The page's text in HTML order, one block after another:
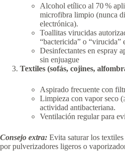
Alcohol etílico al 70 %
microfibra limpio (nunca
electrónica).
Toallitas virucidas
“bactericida” o “virucida”
Desinfectantes en espray
sin enjuague
Textiles (sofás, cojines,
Aspirado frecuente con
Limpieza con vapor seco
actividad antibacteriana.
Ventilación regular para
Consejo extra: Evita saturar los
por pulverizadores ligeros o